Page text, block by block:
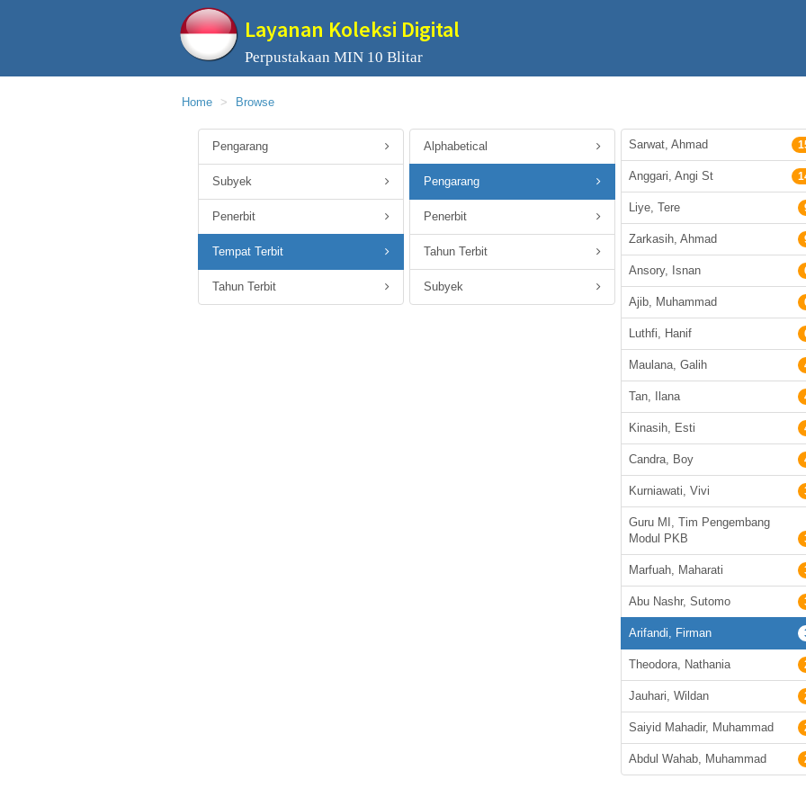
Layanan Koleksi Digital
Perpustakaan MIN 10 Blitar
Home Browse
Pengarang
Subyek
Penerbit
Tempat Terbit
Tahun Terbit
Alphabetical
Pengarang
Penerbit
Tahun Terbit
Subyek
Sarwat, Ahmad
Anggari, Angi St
Liye, Tere
Zarkasih, Ahmad
Ansory, Isnan
Ajib, Muhammad
Luthfi, Hanif
Maulana, Galih
Tan, Ilana
Kinasih, Esti
Candra, Boy
Kurniawati, Vivi
Guru MI, Tim Pengembang
Modul PKB
Marfuah, Maharati
Abu Nashr, Sutomo
Arifandi, Firman
Theodora, Nathania
Jauhari, Wildan
Saiyid Mahadir, Muhammad
Abdul Wahab, Muhammad